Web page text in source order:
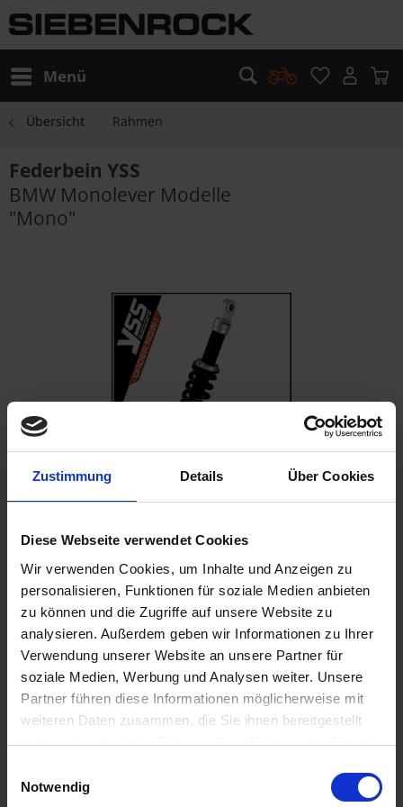
Zustimmung Details Über Cookies
Diese Webseite verwendet Cookies
Wir verwenden Cookies, um Inhalte und Anzeigen zu
personalisieren, Funktionen für soziale Medien anbieten
zu können und die Zugriffe auf unsere Website zu
analysieren. Außerdem geben wir Informationen zu Ihrer
Verwendung unserer Website an unsere Partner für
soziale Medien, Werbung und Analysen weiter. Unsere
Partner führen diese Informationen möglicherweise mit
weiteren Daten zusammen, die Sie ihnen bereitgestellt
haben oder die sie im Rahmen Ihrer Nutzung der Dienste
Cookies, wenn Sie unsere Webseite weiterhin nutzen.
Notwendig
Menü
Übersicht Rahmen
Federbein YSS
BMW Monolever Modelle
"Mono"
359,00 €
Sofort versandfertig, Lieferzeit ca. 2-4 Werktage innerhalb
Deutschlands
In denWarenkorb
Merken Bewerten
Artikel Nr.: 3353122
Druckstufe einstellbar. Preis pro Stück....